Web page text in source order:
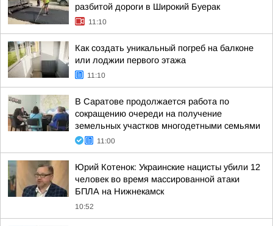
разбитой дороги в Широкий Буерак
11:10
Как создать уникальный погреб на балконе
или лоджии первого этажа
11:10
В Саратове продолжается работа по
сокращению очереди на получение
земельных участков многодетными семьями
11:00
Юрий Котенок: Украинские нацисты убили 12
человек во время массированной атаки
БПЛА на Нижнекамск
10:52